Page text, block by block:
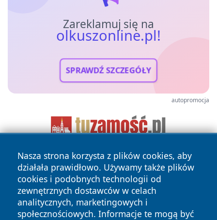
Zareklamuj się na
olkuszonline.pl!
SPRAWDŹ SZCZEGÓŁY
autopromocja
Nasza strona korzysta z plików cookies, aby
działała prawidłowo. Używamy także plików
cookies i podobnych technologii od
zewnętrznych dostawców w celach
analitycznych, marketingowych i
społecznościowych. Informacje te mogą być
Copyright © 2026 olkuszonline.pl Wszystkie prawa